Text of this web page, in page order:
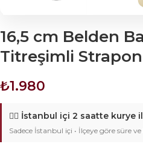
16,5 cm Belden
Titreşimli
₺1.980
🚴‍♂️ İstanbul içi 2 saatte kurye
Sadece İstanbul içi • İlçeye göre süre